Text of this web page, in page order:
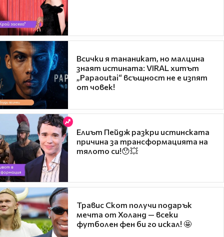
Всички я тананикат, но малцина
знаят истината: VIRAL хитът
„Papaoutai“ всъщност не е изпят
от човек!
Елиът Пейдж разкри истинската
причина за трансформацията на
тялото си!😯💥
Травис Скот получи подарък
мечта от Холанд — всеки
футболен фен би го искал! 🤩